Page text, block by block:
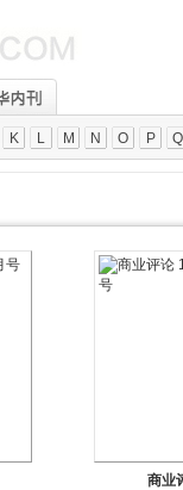
K L M N O P Q
商业